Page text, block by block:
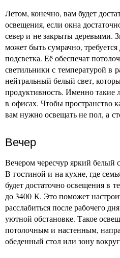
Летом, конечно, вам будет
освещения, если окна
север и не закрыты деревьями.
может быть сумрачно,
подсветка. Её обеспечат
светильники с температурой в
нейтральный белый свет,
продуктивность. Именно такие
в офисах. Чтобы пространство
вам нужно освещать не пол, а
Вечер
Вечером чересчур яркий белый
В гостиной и на кухне, где
будет достаточно освещения в
до 3400 К. Это поможет
расслабиться после рабочего
уютной обстановке. Такое
потолочным и настенным,
обеденный стол или зону